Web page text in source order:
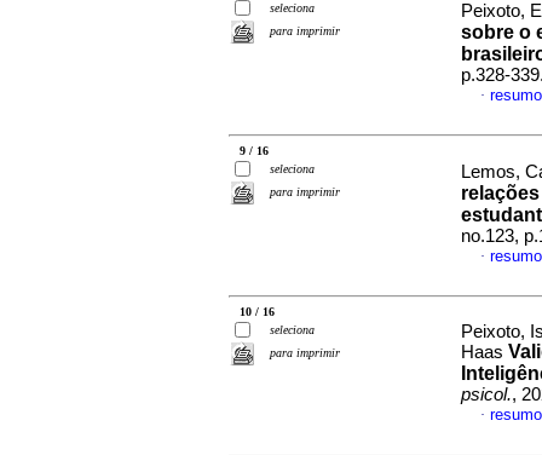
seleciona
para imprimir
Peixoto,
sobre o
p.328-
·
9 / 16
seleciona
para imprimir
Lemos,
no.123,
·
10 / 16
seleciona
para imprimir
Peixoto,
Haas
psicol.,
·